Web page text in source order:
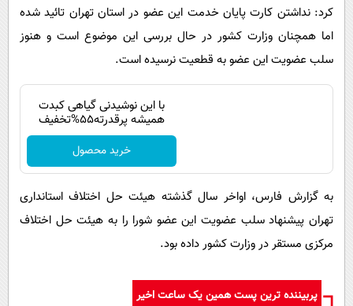
کرد: نداشتن کارت پایان خدمت این عضو در استان تهران تائید شده
اما همچنان وزارت کشور در حال بررسی این موضوع است و هنوز
سلب عضویت این عضو به قطعیت نرسیده است.
با این نوشیدنی گیاهی کبدت
همیشه پرقدرته55%تخفیف
خرید محصول
به گزارش فارس، اواخر سال گذشته هیئت حل اختلاف استانداری
تهران پیشنهاد سلب عضویت این عضو شورا را به هیئت حل اختلاف
مرکزی مستقر در وزارت کشور داده بود.
پربیننده ترین پست همین یک ساعت اخیر